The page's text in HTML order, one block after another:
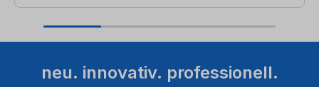
neu. innovativ. professionell.